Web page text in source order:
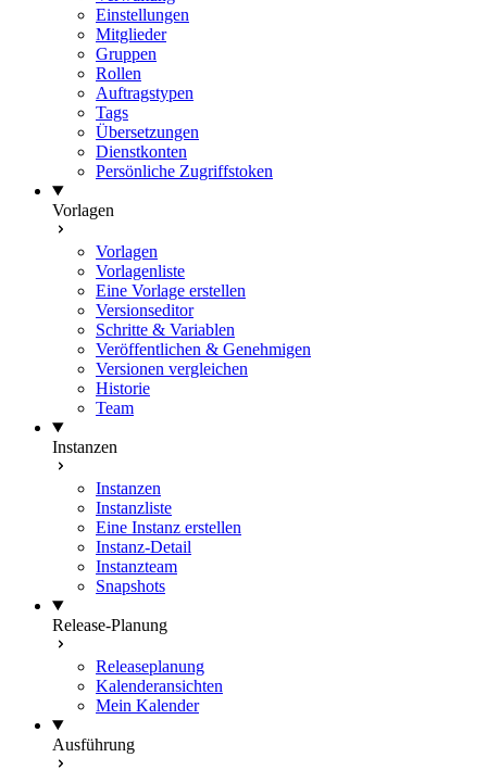
Einstellungen
Mitglieder
Gruppen
Rollen
Auftragstypen
Tags
Übersetzungen
Dienstkonten
Persönliche Zugriffstoken
Vorlagen
Vorlagen
Vorlagenliste
Eine Vorlage erstellen
Versionseditor
Schritte & Variablen
Veröffentlichen & Genehmigen
Versionen vergleichen
Historie
Team
Instanzen
Instanzen
Instanzliste
Eine Instanz erstellen
Instanz-Detail
Instanzteam
Snapshots
Release-Planung
Releaseplanung
Kalenderansichten
Mein Kalender
Ausführung